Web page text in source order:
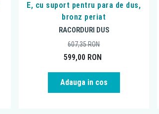
E, cu suport pentru para de dus,
bronz periat
RACORDURI DUS
599,00 RON
607,35RON
Adauga in cos